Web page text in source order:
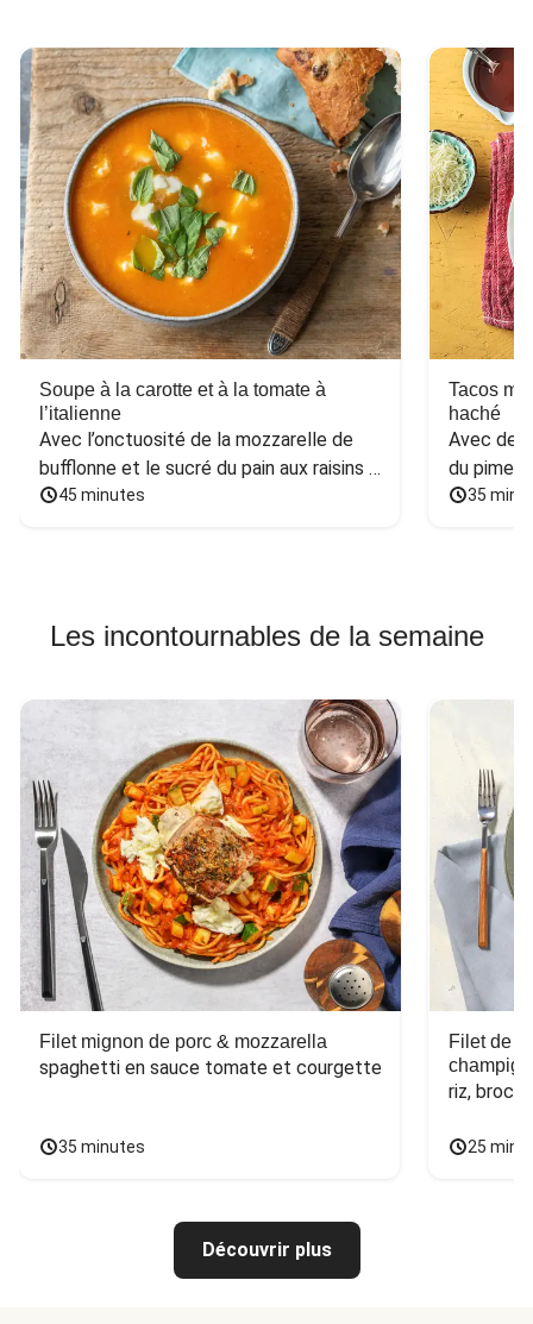
Soupe à la carotte et à la tomate à
l’italienne
Avec l’onctuosité de la mozzarelle de
bufflonne et le sucré du pain aux raisins
et aux noix
45 minutes
Tacos
haché
Avec des
du
35
Les incontournables de la semaine
Filet mignon de porc & mozzarella
spaghetti en sauce tomate et courgette
35 minutes
Filet de
riz,
25
Découvrir plus